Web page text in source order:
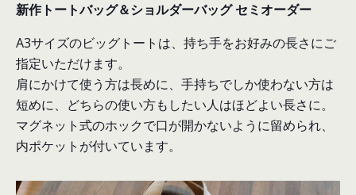
新作トートバッグ＆ショルダーバッグ セミオーダー
A3サイズのビッグトートは、持ち手をお好みの長さにご
指定いただけます。
肩にかけて使う方は長めに、手持ちでしか使わない方は
短めに、どちらの使い方もしたい人はほどよい長さに。
マグネット式のホックで口が開かないように留められ、
内ポケットが付いています。